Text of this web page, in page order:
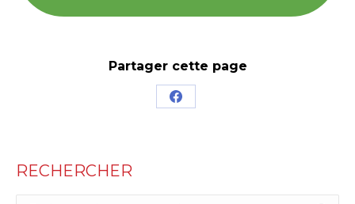
Partager cette page
Share
RECHERCHER